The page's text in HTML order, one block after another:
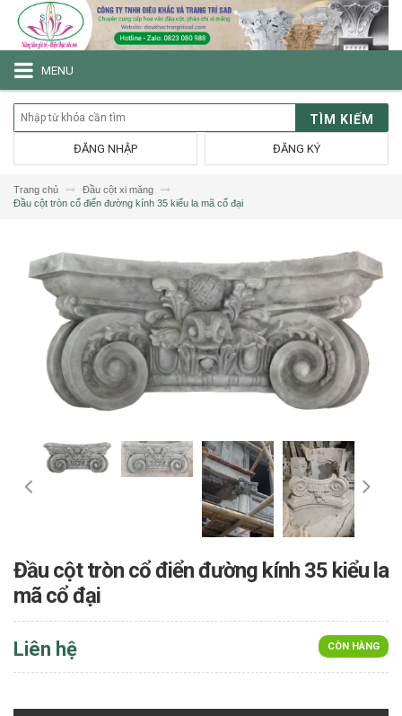
MENU
TÌM KIẾM
ĐĂNG KÝ
ĐĂNG NHẬP
Trang chủ
Đầu cột xi măng
Đầu cột tròn cổ điển đường kính 35 kiểu la mã cổ đại
Đầu cột tròn cổ điển đường kính 35 kiểu la
mã cổ đại
CÒN HÀNG
Liên hệ